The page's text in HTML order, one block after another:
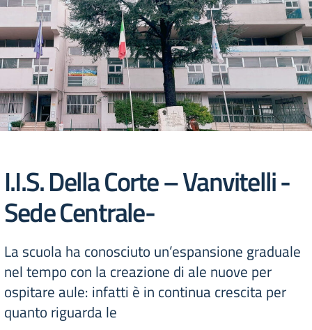
I.I.S. Della Corte – Vanvitelli -
Sede Centrale-
La scuola ha conosciuto un’espansione graduale
nel tempo con la creazione di ale nuove per
ospitare aule: infatti è in continua crescita per
quanto riguarda le